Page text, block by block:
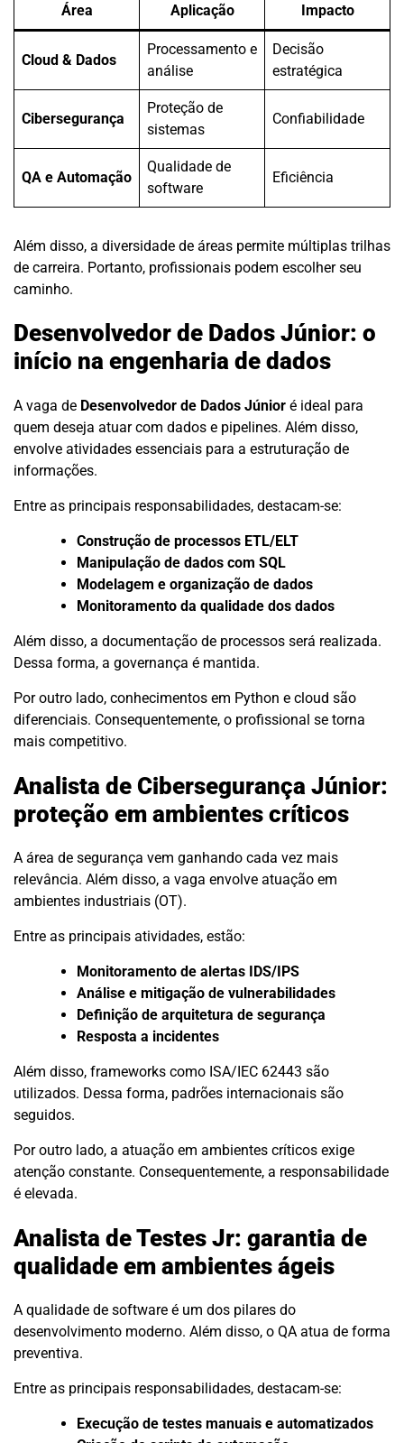
Área Aplicação Impacto
Cloud & Dados
Processamento e
análise
Decisão
estratégica
Cibersegurança
Proteção de
sistemas
Confiabilidade
QA e Automação
Qualidade de
software
Eficiência
Além disso, a diversidade de áreas permite múltiplas trilhas
de carreira. Portanto, profissionais podem escolher seu
caminho.
Desenvolvedor de Dados Júnior: o
início na engenharia de dados
A vaga de Desenvolvedor de Dados Júnior é ideal para
quem deseja atuar com dados e pipelines. Além disso,
envolve atividades essenciais para a estruturação de
informações.
Entre as principais responsabilidades, destacam-se:
Construção de processos ETL/ELT
Manipulação de dados com SQL
Modelagem e organização de dados
Monitoramento da qualidade dos dados
Além disso, a documentação de processos será realizada.
Dessa forma, a governança é mantida.
Por outro lado, conhecimentos em Python e cloud são
diferenciais. Consequentemente, o profissional se torna
mais competitivo.
Analista de Cibersegurança Júnior:
proteção em ambientes críticos
A área de segurança vem ganhando cada vez mais
relevância. Além disso, a vaga envolve atuação em
ambientes industriais (OT).
Entre as principais atividades, estão:
Monitoramento de alertas IDS/IPS
Análise e mitigação de vulnerabilidades
Definição de arquitetura de segurança
Resposta a incidentes
Além disso, frameworks como ISA/IEC 62443 são
utilizados. Dessa forma, padrões internacionais são
seguidos.
Por outro lado, a atuação em ambientes críticos exige
atenção constante. Consequentemente, a responsabilidade
é elevada.
Analista de Testes Jr: garantia de
qualidade em ambientes ágeis
A qualidade de software é um dos pilares do
desenvolvimento moderno. Além disso, o QA atua de forma
preventiva.
Entre as principais responsabilidades, destacam-se:
Execução de testes manuais e automatizados